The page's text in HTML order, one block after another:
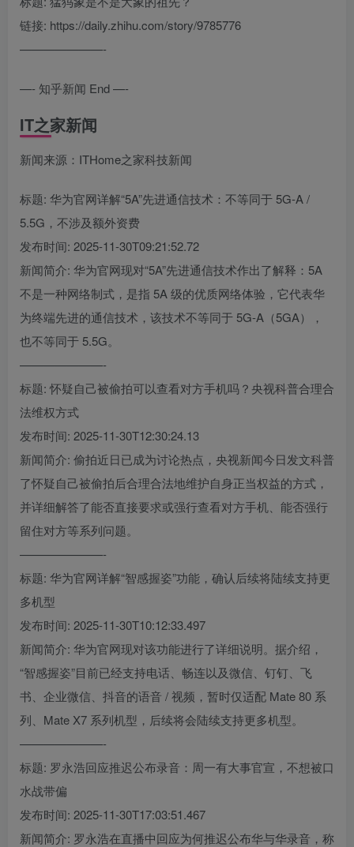
链接: https://daily.zhihu.com/story/9785776
———————-
—- 知乎新闻 End —-
IT之家新闻
新闻来源：ITHome之家科技新闻
标题: 华为官网详解“5A”先进通信技术：不等同于 5G-A /
5.5G，不涉及额外资费
发布时间: 2025-11-30T09:21:52.72
新闻简介: 华为官网现对“5A”先进通信技术作出了解释：5A
不是一种网络制式，是指 5A 级的优质网络体验，它代表华
为终端先进的通信技术，该技术不等同于 5G-A（5GA），
也不等同于 5.5G。
———————-
标题: 怀疑自己被偷拍可以查看对方手机吗？央视科普合理合
法维权方式
发布时间: 2025-11-30T12:30:24.13
新闻简介: 偷拍近日已成为讨论热点，央视新闻今日发文科普
了怀疑自己被偷拍后合理合法地维护自身正当权益的方式，
并详细解答了能否直接要求或强行查看对方手机、能否强行
留住对方等系列问题。
———————-
标题: 华为官网详解“智感握姿”功能，确认后续将陆续支持更
多机型
发布时间: 2025-11-30T10:12:33.497
新闻简介: 华为官网现对该功能进行了详细说明。据介绍，
“智感握姿”目前已经支持电话、畅连以及微信、钉钉、飞
书、企业微信、抖音的语音 / 视频，暂时仅适配 Mate 80 系
列、Mate X7 系列机型，后续将会陆续支持更多机型。
———————-
标题: 罗永浩回应推迟公布录音：周一有大事官宣，不想被口
水战带偏
发布时间: 2025-11-30T17:03:51.467
新闻简介: 罗永浩在直播中回应为何推迟公布华与华录音，称